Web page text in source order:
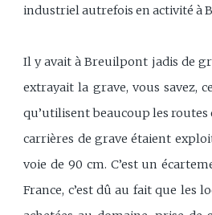
industriel autrefois en activité à
Il y avait à Breuilpont jadis de
extrayait la grave, vous savez,
qu’utilisent beaucoup les routes
carrières de grave étaient
voie de 90 cm. C’est un
France, c’est dû au fait que les